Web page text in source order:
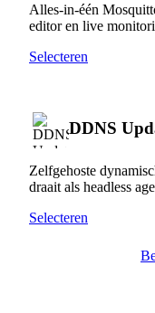
Alles-in-één
editor en live
Selecteren
DDNS
Zelfgehoste
draait als headless
Selecteren